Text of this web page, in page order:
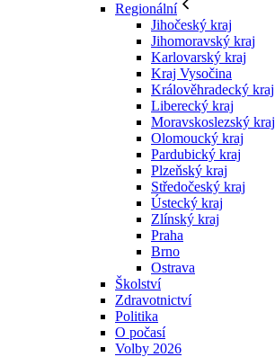
Regionální
Jihočeský kraj
Jihomoravský kraj
Karlovarský kraj
Kraj Vysočina
Králověhradecký kraj
Liberecký kraj
Moravskoslezský kraj
Olomoucký kraj
Pardubický kraj
Plzeňský kraj
Středočeský kraj
Ústecký kraj
Zlínský kraj
Praha
Brno
Ostrava
Školství
Zdravotnictví
Politika
O počasí
Volby 2026